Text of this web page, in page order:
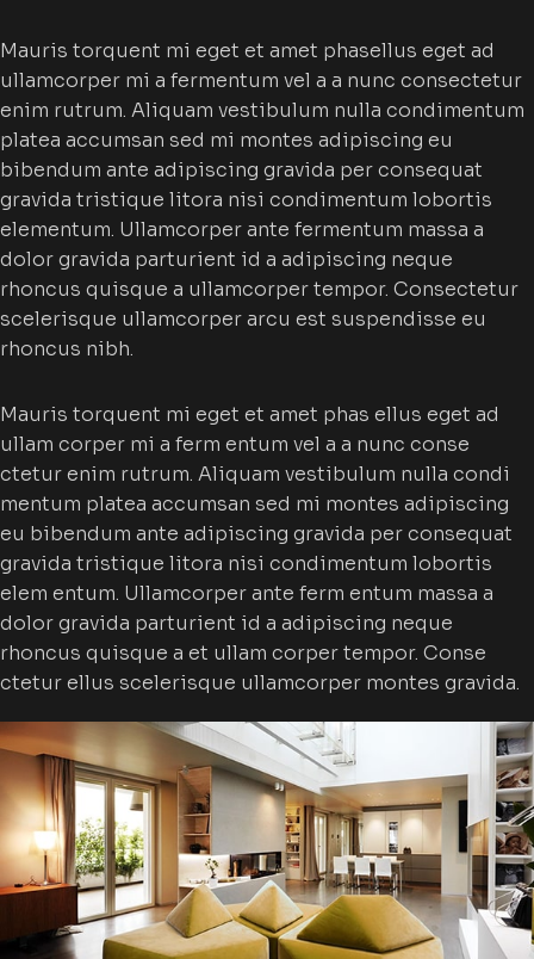
Mauris torquent mi eget et amet phasellus eget ad
ullamcorper mi a fermentum vel a a nunc consectetur
enim rutrum. Aliquam vestibulum nulla condimentum
platea accumsan sed mi montes adipiscing eu
bibendum ante adipiscing gravida per consequat
gravida tristique litora nisi condimentum lobortis
elementum. Ullamcorper ante fermentum massa a
dolor gravida parturient id a adipiscing neque
rhoncus quisque a ullamcorper tempor. Consectetur
scelerisque ullamcorper arcu est suspendisse eu
rhoncus nibh.
Mauris torquent mi eget et amet phas ellus eget ad
ullam corper mi a ferm entum vel a a nunc conse
ctetur enim rutrum. Aliquam vestibulum nulla condi
mentum platea accumsan sed mi montes adipiscing
eu bibendum ante adipiscing gravida per consequat
gravida tristique litora nisi condimentum lobortis
elem entum. Ullamcorper ante ferm entum massa a
dolor gravida parturient id a adipiscing neque
rhoncus quisque a et ullam corper tempor. Conse
ctetur ellus scelerisque ullamcorper montes gravida.